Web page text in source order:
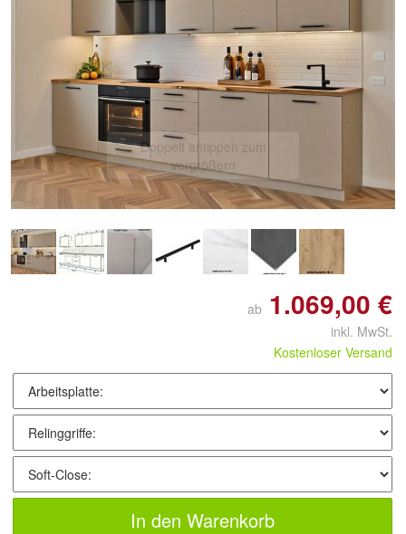
Doppelt antippen zum
vergrößern
ab 1.069,00 €
inkl. MwSt.
Kostenloser Versand
In den Warenkorb